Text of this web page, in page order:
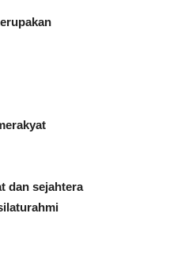
dan sejahtera